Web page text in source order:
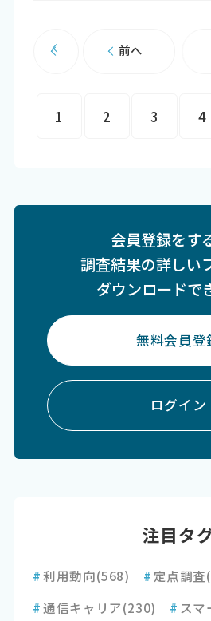
前へ
1 2 3 4
会員登録をす
調査結果の詳しい
ダウンロードで
無料会員登
ログイン
注目タ
#利用動向(568) # 定点調査
#通信キャリア(230) # スマ